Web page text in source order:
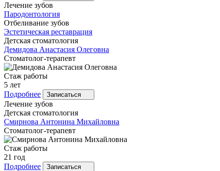
Лечение зубов
Пародонтология
Отбеливание зубов
Эстетическая реставрация
Детская стоматология
Демидова Анастасия Олеговна
Стоматолог-терапевт
Стаж работы
5 лет
Подробнее
Записаться
Лечение зубов
Детская стоматология
Смирнова Антонина Михайловна
Стоматолог-терапевт
Стаж работы
21 год
Подробнее
Записаться